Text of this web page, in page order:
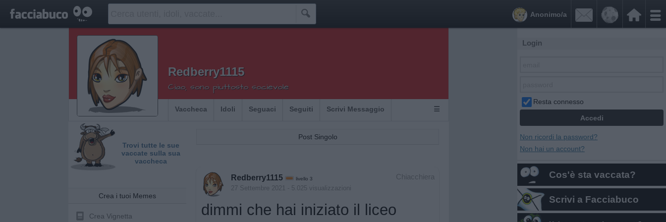
 

Anonimo/a
Redberry1115
Ciao, sono piuttosto socievole
Vaccheca Idoli Seguaci Seguiti Scrivi Messaggio ☰
Trovi tutte le sue
vaccate sulla sua
vaccheca
Crea i tuoi Memes
Crea Vignetta
Post Singolo
Chiacchiera
Redberry1115 livello 3
27 Settembre 2021 - 5.025 visualizzazioni
dimmi che hai iniziato il liceo
Login
Resta connesso
Non ricordi la password?
Non hai un account?
Cos'è sta vaccata?
Scrivi a Facciabuco